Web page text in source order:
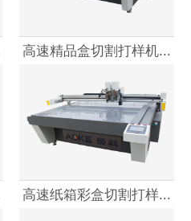
高速精品盒切割打样机...
高速纸箱彩盒切割打样...